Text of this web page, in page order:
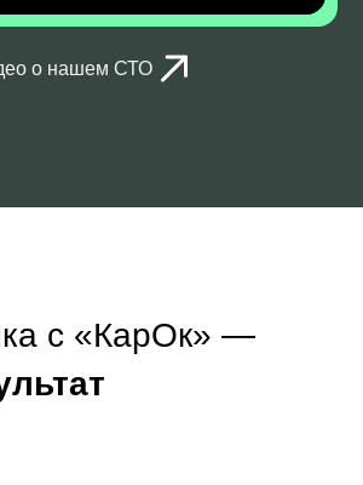
о нашем СТО
с «КарОк» —